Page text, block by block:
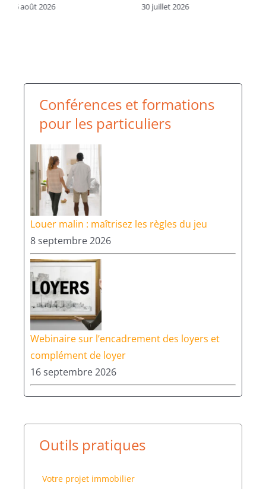
30 juillet 2026
Conférences et formations
pour les particuliers
Louer malin : maîtrisez les règles du jeu
8 septembre 2026
Webinaire sur l’encadrement des loyers et
complément de loyer
16 septembre 2026
Outils pratiques
Votre projet immobilier